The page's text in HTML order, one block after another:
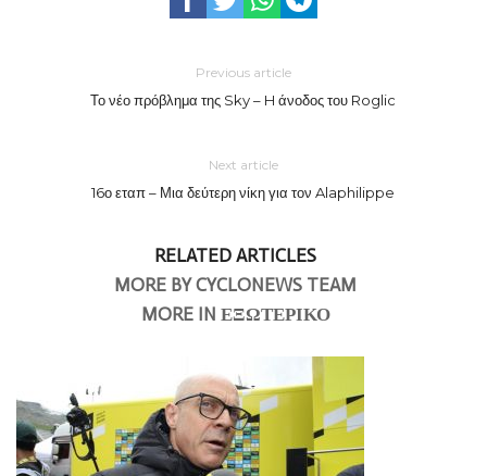
Previous article
Το νέο πρόβλημα της Sky – H άνοδος του Roglic
Next article
16ο εταπ – Μια δεύτερη νίκη για τον Alaphilippe
RELATED ARTICLES
MORE BY CYCLONEWS TEAM
MORE IN ΕΞΩΤΕΡΙΚΟ